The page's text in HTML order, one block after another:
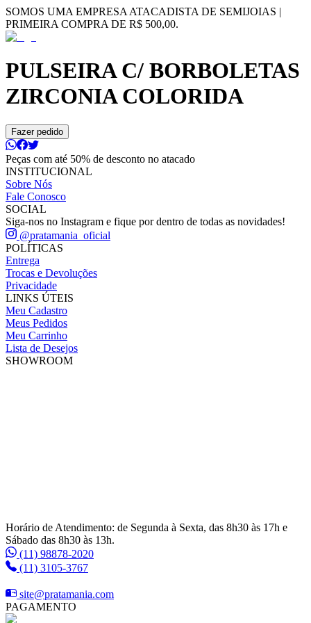
SOMOS UMA EMPRESA ATACADISTA DE SEMIJOIAS |
PRIMEIRA COMPRA DE R$ 500,00.
PULSEIRA C/ BORBOLETAS
ZIRCONIA COLORIDA
Fazer pedido
Peças com até 50% de desconto no atacado
INSTITUCIONAL
Sobre Nós
Fale Conosco
SOCIAL
Siga-nos no Instagram e fique por dentro de todas as novidades!
@pratamania_oficial
POLÍTICAS
Entrega
Trocas e Devoluções
Privacidade
LINKS ÚTEIS
Meu Cadastro
Meus Pedidos
Meu Carrinho
Lista de Desejos
SHOWROOM
Horário de Atendimento: de Segunda à Sexta, das 8h30 às 17h e
Sábado das 8h30 às 13h.
(11) 98878-2020
(11) 3105-3767
site@pratamania.com
PAGAMENTO